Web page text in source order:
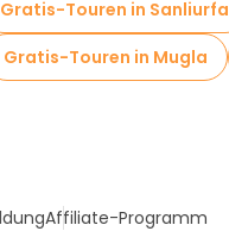
Gratis-Touren in Sanliurfa
Gratis-Touren in Mugla
Affiliate-Programm